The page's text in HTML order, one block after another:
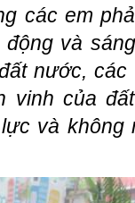
các em
và
nước, các
vinh của
và không